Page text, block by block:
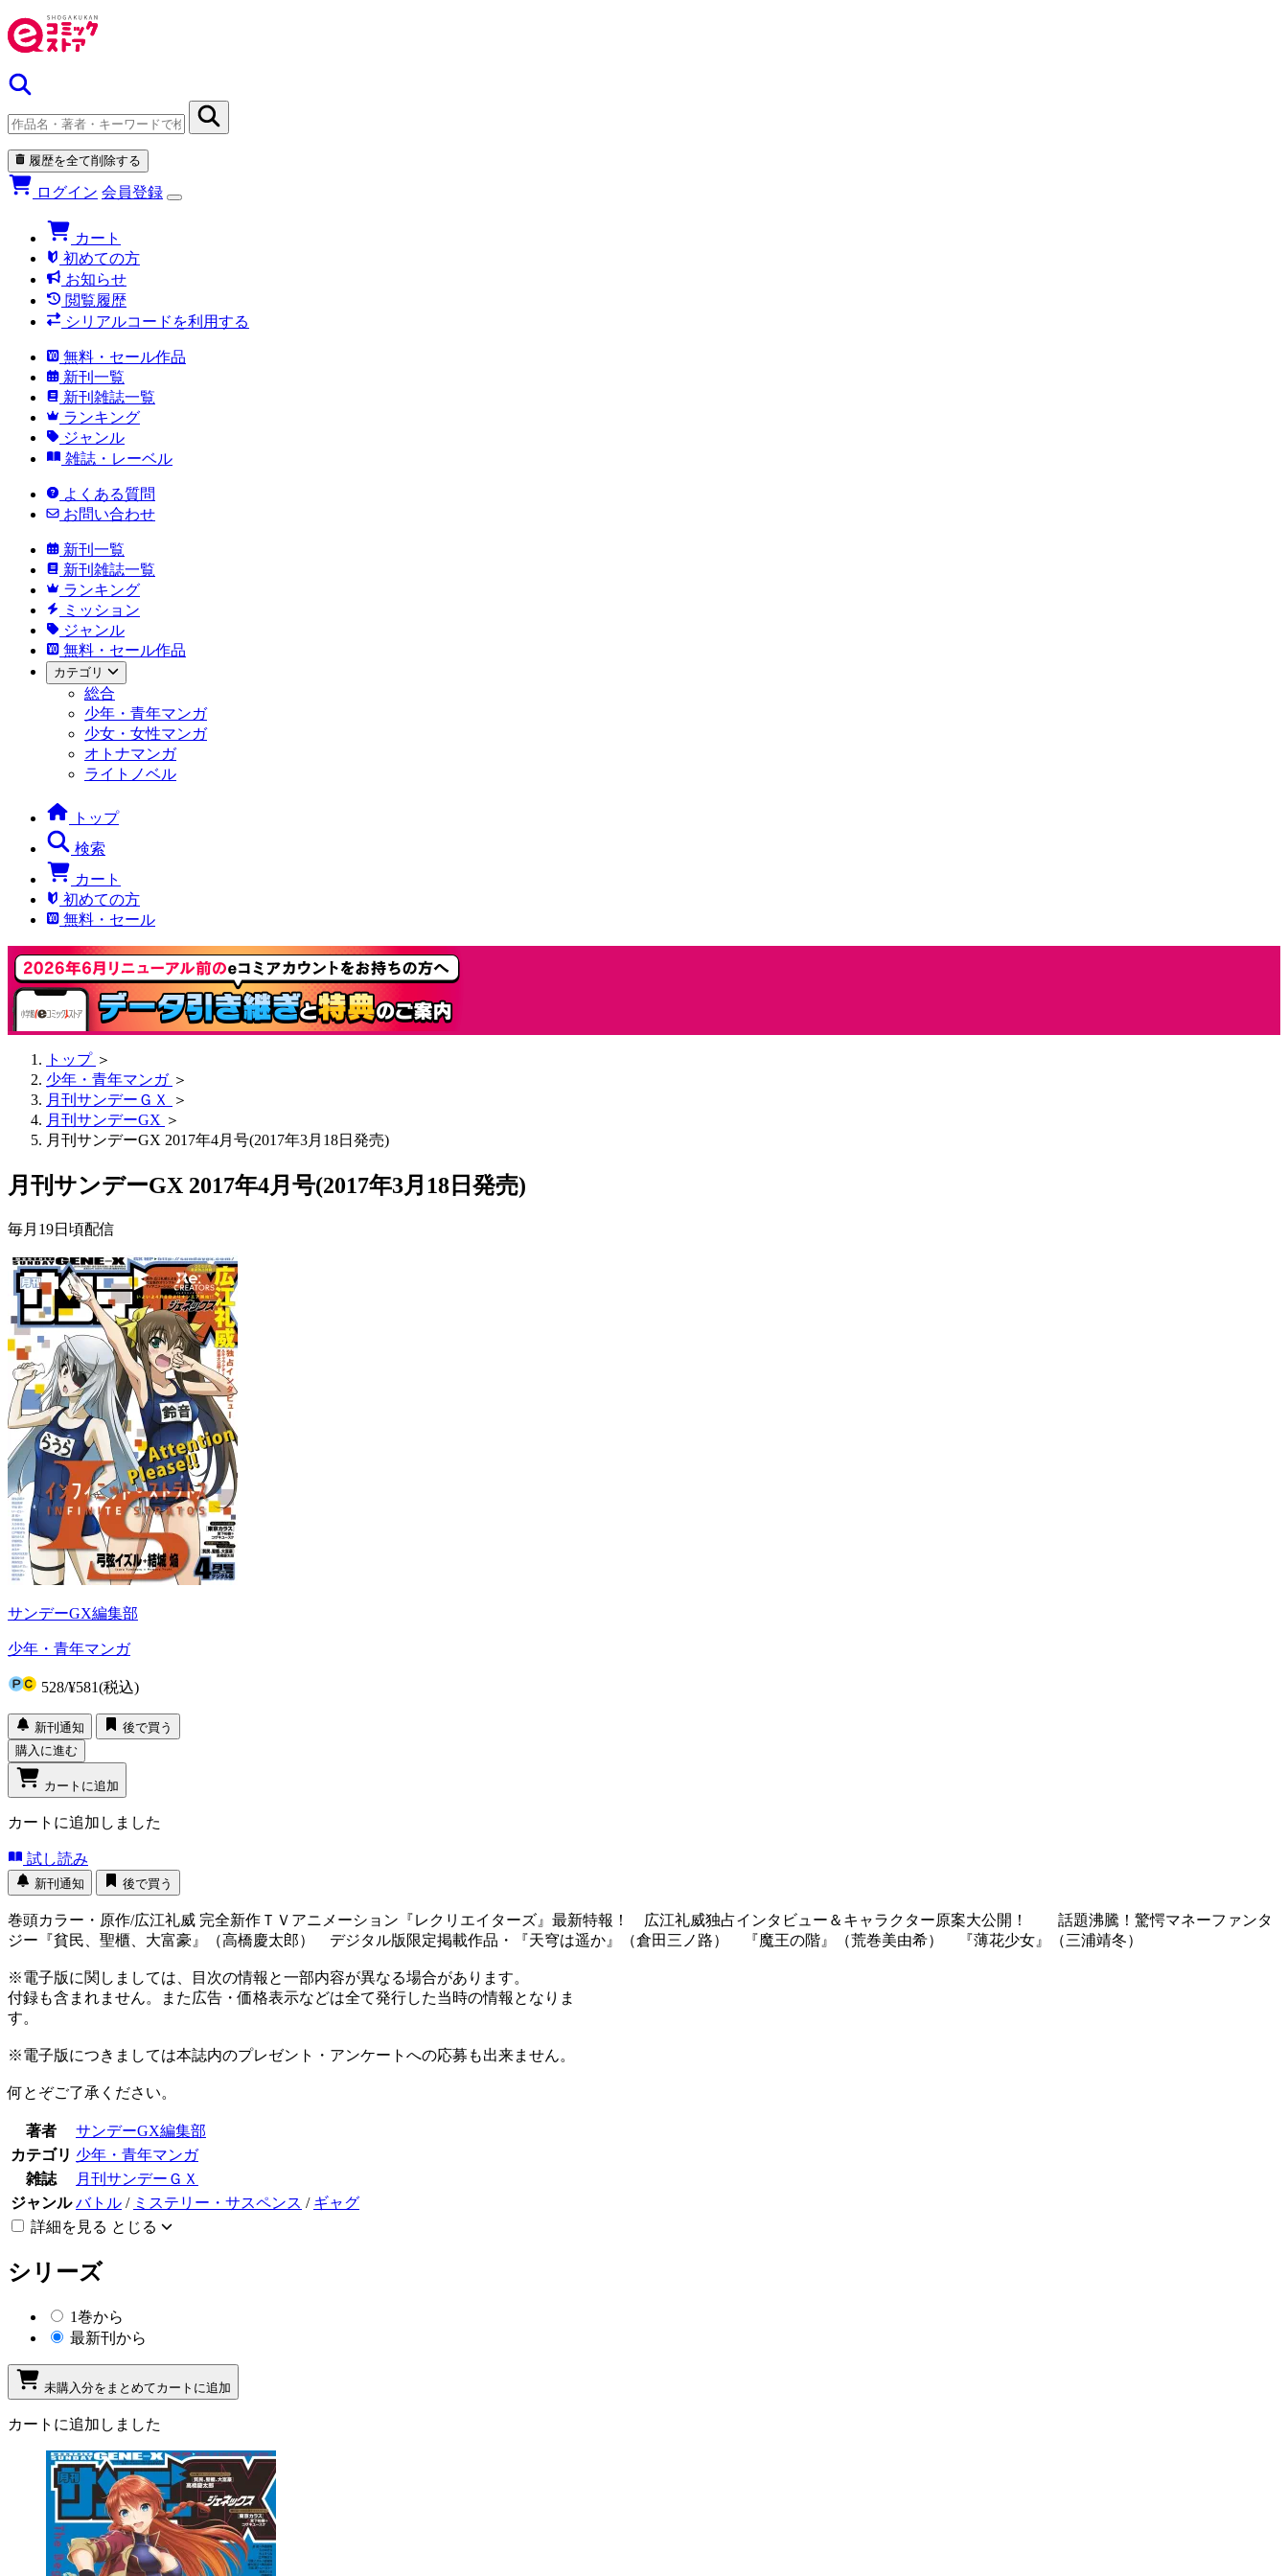
履歴を全て削除する
ログイン 会員登録
カート
初めての方
お知らせ
閲覧履歴
シリアルコードを利用する
無料・セール作品
新刊一覧
新刊雑誌一覧
ランキング
ジャンル
雑誌・レーベル
よくある質問
お問い合わせ
新刊一覧
新刊雑誌一覧
ランキング
ミッション
ジャンル
無料・セール作品
カテゴリ
総合
少年・青年マンガ
少女・女性マンガ
オトナマンガ
ライトノベル
トップ
検索
カート
初めての方
無料・セール
トップ ＞
少年・青年マンガ ＞
月刊サンデーＧＸ
＞
月刊サンデーGX ＞
月刊サンデーGX 2017年4月号(2017年3月18日発売)
月刊サンデーGX 2017年4月号(2017年3月18日発売)
毎月19日頃配信
サンデーGX編集部
少年・青年マンガ
528/¥581(税込)
新刊通知
後で買う
購入に進む
カートに追加
カートに追加しました
試し読み
新刊通知 後で買う
巻頭カラー・原作/広江礼威 完全新作ＴＶアニメーション『レクリエイターズ』最新特報！ 広江礼威独占インタビュー＆キャラクター原案大公開！ 話題沸騰！驚愕マネーファンタ
ジー『貧民、聖櫃、大富豪』（高橋慶太郎） デジタル版限定掲載作品・『天穹は遥か』（倉田三ノ路） 『魔王の階』（荒巻美由希） 『薄花少女』（三浦靖冬）
※電子版に関しましては、目次の情報と一部内容が異なる場合があります。
付録も含まれません。また広告・価格表示などは全て発行した当時の情報となりま
す。
※電子版につきましては本誌内のプレゼント・アンケートへの応募も出来ません。
何とぞご了承ください。
著者
サンデーGX編集部
カテゴリ 少年・青年マンガ
雑誌
月刊サンデーＧＸ
ジャンル バトル / ミステリー・サスペンス / ギャグ
詳細を見る とじる
シリーズ
1巻から
最新刊から
未購入分をまとめてカートに追加
カートに追加しました